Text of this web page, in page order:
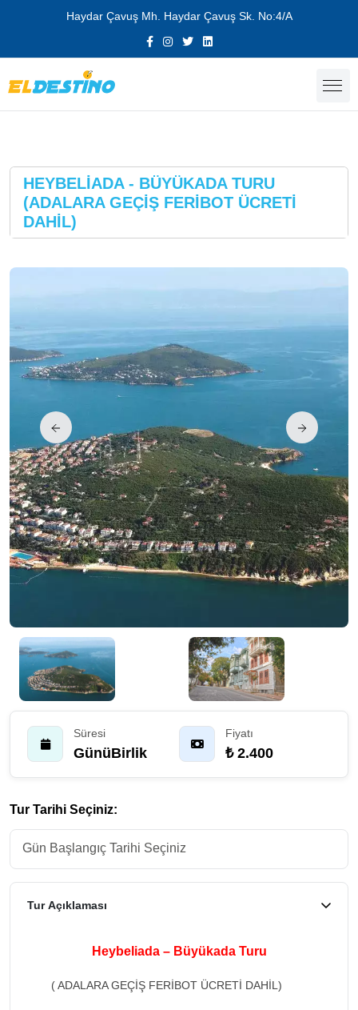
Haydar Çavuş Mh. Haydar Çavuş Sk. No:4/A
HEYBELİADA - BÜYÜKADA TURU
(ADALARA GEÇİŞ FERİBOT ÜCRETİ
DAHİL)
Süresi
GünüBirlik
Fiyatı
₺ 2.400
Tur Tarihi Seçiniz:
Tur Açıklaması
Heybeliada – Büyükada Turu
( ADALARA GEÇİŞ FERİBOT ÜCRETİ DAHİL)